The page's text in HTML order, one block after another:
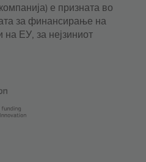
е призната во
за финансирање на
ЕУ, за нејзиниот